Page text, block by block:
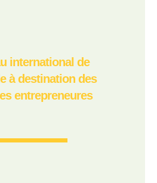
international de
à destination des
entrepreneures